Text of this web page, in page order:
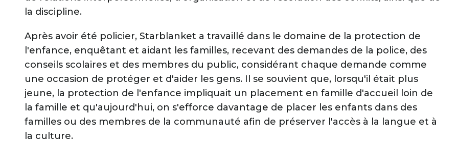
la discipline.
Après avoir été policier, Starblanket a travaillé dans le domaine de la protection de
l'enfance, enquêtant et aidant les familles, recevant des demandes de la police, des
conseils scolaires et des membres du public, considérant chaque demande comme
une occasion de protéger et d'aider les gens. Il se souvient que, lorsqu'il était plus
jeune, la protection de l'enfance impliquait un placement en famille d'accueil loin de
la famille et qu'aujourd'hui, on s'efforce davantage de placer les enfants dans des
familles ou des membres de la communauté afin de préserver l'accès à la langue et à
la culture.